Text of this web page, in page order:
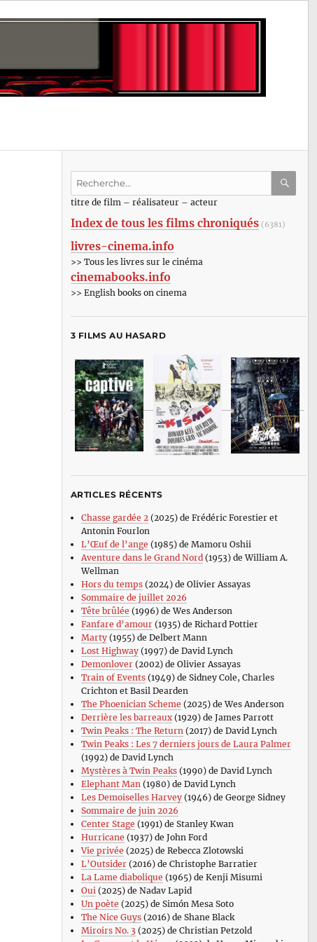
Recherche
:titre de film – réalisateur – acteur
Index de tous les films chroniqués (6381)
livres-cinema.info
>> Tous les livres sur le cinéma
cinemabooks.info
>> English books on cinema
3 FILMS AU HASARD
ARTICLES RÉCENTS
Chasse gardée 2(2025) de Frédéric Forestier et
Antonin Fourlon
L’Œuf de l’ange (1985) de Mamoru Oshii
Aventure dans le Grand Nord(1953) de William A.
Wellman
Hors du temps(2024) de Olivier Assayas
Sommaire de juillet 2026
Tête brûlée (1996) de Wes Anderson
Fanfare d’amour(1935) de Richard Pottier
Marty(1955) de Delbert Mann
Lost Highway(1997) de David Lynch
Demonlover(2002) de Olivier Assayas
Train of Events(1949) de Sidney Cole, Charles
Crichton et Basil Dearden
The Phoenician Scheme (2025) de Wes Anderson
Derrière les barreaux(1929) de James Parrott
Twin Peaks : The Return(2017) de David Lynch
Twin Peaks : Les 7 derniers jours de Laura Palmer
(1992) de David Lynch
Mystères à Twin Peaks(1990) de David Lynch
Elephant Man(1980) de David Lynch
Les Demoiselles Harvey(1946) de George Sidney
Sommaire de juin 2026
Center Stage (1991) de Stanley Kwan
Hurricane (1937) de John Ford
Vie privée (2025) de Rebecca Zlotowski
L’Outsider(2016) de Christophe Barratier
La Lame diabolique (1965) de Kenji Misumi
Oui(2025) de Nadav Lapid
Un poète (2025) de Simón Mesa Soto
The Nice Guys(2016) de Shane Black
Miroirs No. 3 (2025) de Christian Petzold